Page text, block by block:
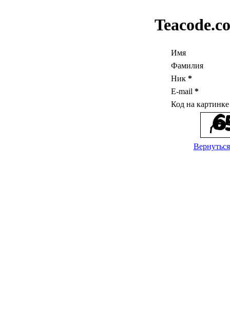
Имя
Фамилия
Ник *
E-mail *
Код на
Вернуться